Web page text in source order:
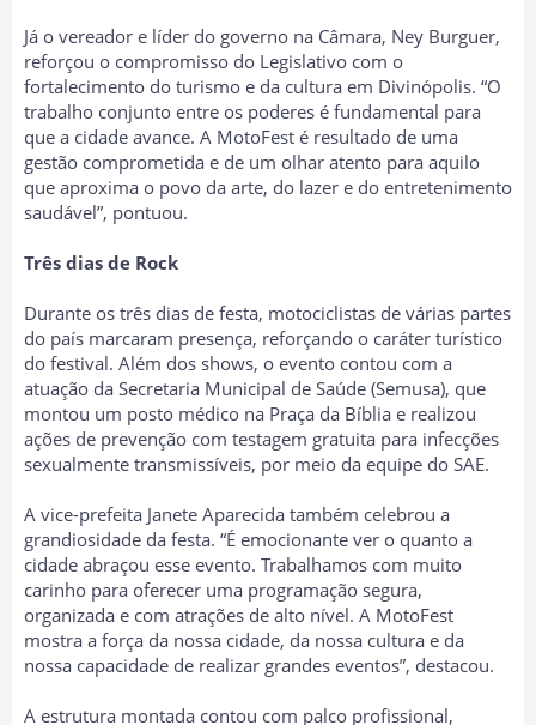
Já o vereador e líder do governo na Câmara, Ney Burguer,
reforçou o compromisso do Legislativo com o
fortalecimento do turismo e da cultura em Divinópolis. “O
trabalho conjunto entre os poderes é fundamental para
que a cidade avance. A MotoFest é resultado de uma
gestão comprometida e de um olhar atento para aquilo
que aproxima o povo da arte, do lazer e do entretenimento
saudável”, pontuou.
Três dias de Rock
Durante os três dias de festa, motociclistas de várias partes
do país marcaram presença, reforçando o caráter turístico
do festival. Além dos shows, o evento contou com a
atuação da Secretaria Municipal de Saúde (Semusa), que
montou um posto médico na Praça da Bíblia e realizou
ações de prevenção com testagem gratuita para infecções
sexualmente transmissíveis, por meio da equipe do SAE.
A vice-prefeita Janete Aparecida também celebrou a
grandiosidade da festa. “É emocionante ver o quanto a
cidade abraçou esse evento. Trabalhamos com muito
carinho para oferecer uma programação segura,
organizada e com atrações de alto nível. A MotoFest
mostra a força da nossa cidade, da nossa cultura e da
nossa capacidade de realizar grandes eventos”, destacou.
A estrutura montada contou com palco profissional,